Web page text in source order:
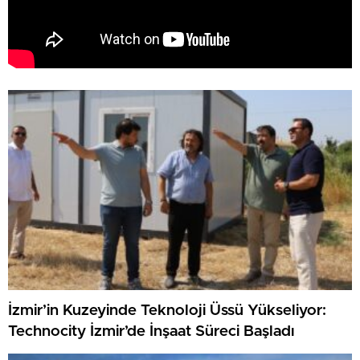
İzmir’in Kuzeyinde Teknoloji Üssü Yükseliyor:
Technocity İzmir’de İnşaat Süreci Başladı